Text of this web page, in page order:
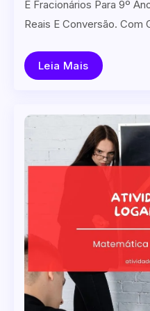
E Fracionários Para 9º
Reais E Conversão. Com
Leia Mais